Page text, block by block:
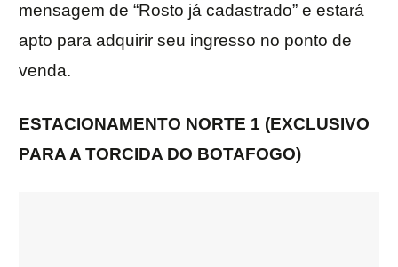
mensagem de “Rosto já cadastrado” e estará
apto para adquirir seu ingresso no ponto de
venda.
ESTACIONAMENTO NORTE 1 (EXCLUSIVO
PARA A TORCIDA DO BOTAFOGO)